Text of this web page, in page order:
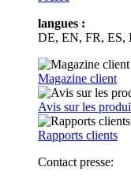
langues :
DE, EN, FR, ES,
Magazine client
Avis sur les
Rapports clients
Contact presse: